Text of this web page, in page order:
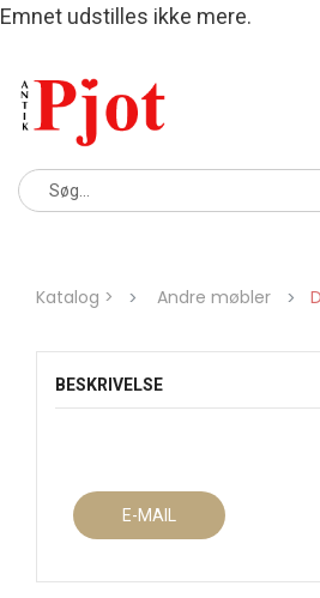
Emnet udstilles ikke mere.
Katalog > Andre møbler
BESKRIVELSE
E-MAIL